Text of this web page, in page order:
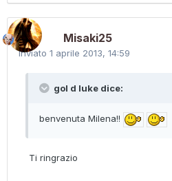
Misaki25
Inviato 1 aprile 2013, 14:59
gol d luke dice:
benvenuta Milena!!
Ti ringrazio